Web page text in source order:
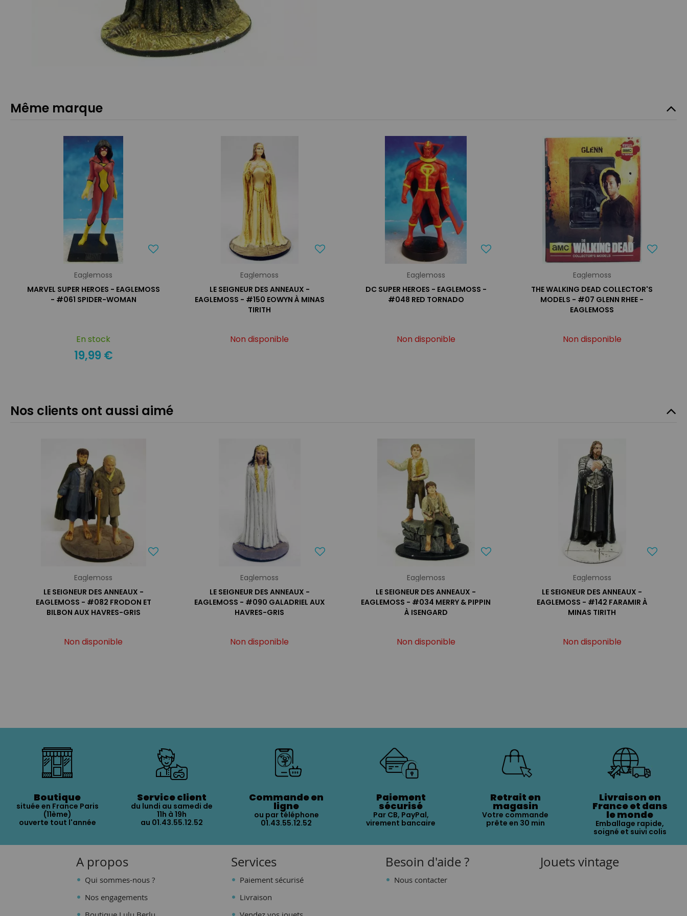
Même marque
Eaglemoss
MARVEL SUPER HEROES - EAGLEMOSS
- #061 SPIDER-WOMAN
En stock
19,99 €
Eaglemoss
LE SEIGNEUR DES ANNEAUX -
EAGLEMOSS - #150 EOWYN À MINAS
TIRITH
Non disponible
Eaglemoss
DC SUPER HEROES - EAGLEMOSS -
#048 RED TORNADO
Non disponible
Eaglemoss
THE WALKING DEAD COLLECTOR'S
MODELS - #07 GLENN RHEE -
EAGLEMOSS
Non disponible
Nos clients ont aussi aimé
Eaglemoss
LE SEIGNEUR DES ANNEAUX -
EAGLEMOSS - #082 FRODON ET
BILBON AUX HAVRES-GRIS
Non disponible
Eaglemoss
LE SEIGNEUR DES ANNEAUX -
EAGLEMOSS - #090 GALADRIEL AUX
HAVRES-GRIS
Non disponible
Eaglemoss
LE SEIGNEUR DES ANNEAUX -
EAGLEMOSS - #034 MERRY & PIPPIN
À ISENGARD
Non disponible
Eaglemoss
LE SEIGNEUR DES ANNEAUX -
EAGLEMOSS - #142 FARAMIR À
MINAS TIRITH
Non disponible
Boutique
située en France Paris
(11ème)
ouverte tout l'année
Service client
du lundi au samedi de
11h à 19h
au 01.43.55.12.52
Commande en
ligne
ou par téléphone
01.43.55.12.52
Paiement
sécurisé
Par CB, PayPal,
virement bancaire
Retrait en
magasin
Votre commande
prête en 30 min
Livraison en
France et dans
le monde
Emballage rapide,
soigné et suivi colis
A propos
Qui sommes-nous ?
Nos engagements
Services
Paiement sécurisé
Livraison
Besoin d'aide ?
Nous contacter
Jouets vintage